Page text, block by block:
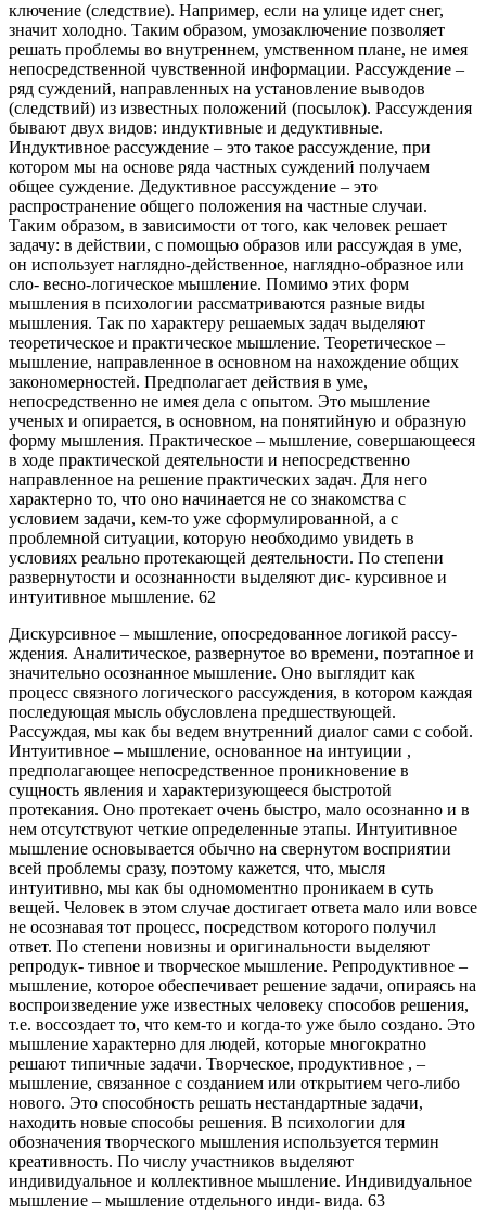
ключение (следствие). Например, если на улице идет снег,
значит холодно. Таким образом, умозаключение позволяет
решать проблемы во внутреннем, умственном плане, не имея
непосредственной чувственной информации. Рассуждение –
ряд суждений, направленных на установление выводов
(следствий) из известных положений (посылок). Рассуждения
бывают двух видов: индуктивные и дедуктивные.
Индуктивное рассуждение – это такое рассуждение, при
котором мы на основе ряда частных суждений получаем
общее суждение. Дедуктивное рассуждение – это
распространение общего положения на частные случаи.
Таким образом, в зависимости от того, как человек решает
задачу: в действии, с помощью образов или рассуждая в уме,
он использует наглядно-действенное, наглядно-образное или
сло- весно-логическое мышление. Помимо этих форм
мышления в психологии рассматриваются разные виды
мышления. Так по характеру решаемых задач выделяют
теоретическое и практическое мышление. Теоретическое –
мышление, направленное в основном на нахождение общих
закономерностей. Предполагает действия в уме,
непосредственно не имея дела с опытом. Это мышление
ученых и опирается, в основном, на понятийную и образную
форму мышления. Практическое – мышление, совершающееся
в ходе практической деятельности и непосредственно
направленное на решение практических задач. Для него
характерно то, что оно начинается не со знакомства с
условием задачи, кем-то уже сформулированной, а с
проблемной ситуации, которую необходимо увидеть в
условиях реально протекающей деятельности. По степени
развернутости и осознанности выделяют дис- курсивное и
интуитивное мышление. 62
Дискурсивное – мышление, опосредованное логикой рассу-
ждения. Аналитическое, развернутое во времени, поэтапное и
значительно осознанное мышление. Оно выглядит как
процесс связного логического рассуждения, в котором каждая
последующая мысль обусловлена предшествующей.
Рассуждая, мы как бы ведем внутренний диалог сами с собой.
Интуитивное – мышление, основанное на интуиции ,
предполагающее непосредственное проникновение в
сущность явления и характеризующееся быстротой
протекания. Оно протекает очень быстро, мало осознанно и в
нем отсутствуют четкие определенные этапы. Интуитивное
мышление основывается обычно на свернутом восприятии
всей проблемы сразу, поэтому кажется, что, мысля
интуитивно, мы как бы одномоментно проникаем в суть
вещей. Человек в этом случае достигает ответа мало или вовсе
не осознавая тот процесс, посредством которого получил
ответ. По степени новизны и оригинальности выделяют
репродук- тивное и творческое мышление. Репродуктивное –
мышление, которое обеспечивает решение задачи, опираясь на
воспроизведение уже известных человеку способов решения,
т.е. воссоздает то, что кем-то и когда-то уже было создано. Это
мышление характерно для людей, которые многократно
решают типичные задачи. Творческое, продуктивное , –
мышление, связанное с созданием или открытием чего-либо
нового. Это способность решать нестандартные задачи,
находить новые способы решения. В психологии для
обозначения творческого мышления используется термин
креативность. По числу участников выделяют
индивидуальное и коллективное мышление. Индивидуальное
мышление – мышление отдельного инди- вида. 63